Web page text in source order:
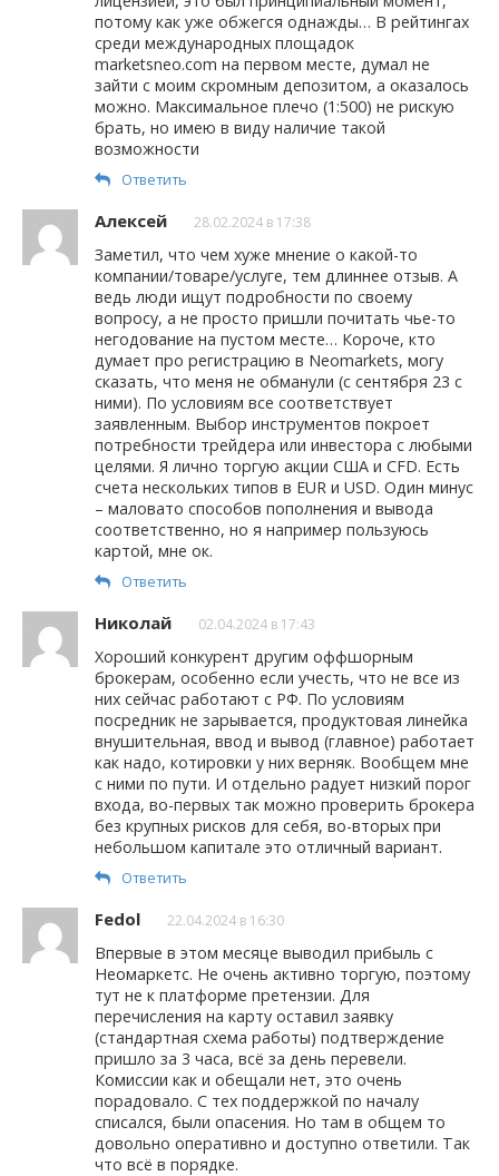
потому как уже обжегся однажды… В рейтингах
среди международных площадок
marketsneo.com на первом месте, думал не
зайти с моим скромным депозитом, а оказалось
можно. Максимальное плечо (1:500) не рискую
брать, но имею в виду наличие такой
возможности
Ответить
Алексей 28.02.2024 в 17:38
Заметил, что чем хуже мнение о какой-то
компании/товаре/услуге, тем длиннее отзыв. А
ведь люди ищут подробности по своему
вопросу, а не просто пришли почитать чье-то
негодование на пустом месте… Короче, кто
думает про регистрацию в Neomarkets, могу
сказать, что меня не обманули (с сентября 23 с
ними). По условиям все соответствует
заявленным. Выбор инструментов покроет
потребности трейдера или инвестора с любыми
целями. Я лично торгую акции США и CFD. Есть
счета нескольких типов в EUR и USD. Один минус
– маловато способов пополнения и вывода
соответственно, но я например пользуюсь
картой, мне ок.
Ответить
Николай 02.04.2024 в 17:43
Хороший конкурент другим оффшорным
брокерам, особенно если учесть, что не все из
них сейчас работают с РФ. По условиям
посредник не зарывается, продуктовая линейка
внушительная, ввод и вывод (главное) работает
как надо, котировки у них верняк. Вообщем мне
с ними по пути. И отдельно радует низкий порог
входа, во-первых так можно проверить брокера
без крупных рисков для себя, во-вторых при
небольшом капитале это отличный вариант.
Ответить
Fedol 22.04.2024 в 16:30
Впервые в этом месяце выводил прибыль с
Неомаркетс. Не очень активно торгую, поэтому
тут не к платформе претензии. Для
перечисления на карту оставил заявку
(стандартная схема работы) подтверждение
пришло за 3 часа, всё за день перевели.
Комиссии как и обещали нет, это очень
порадовало. С тех поддержкой по началу
списался, были опасения. Но там в общем то
довольно оперативно и доступно ответили. Так
что всё в порядке.